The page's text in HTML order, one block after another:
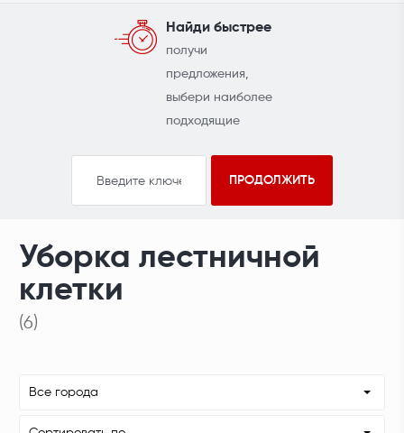
Найди быстрее
получи
предложения,
выбери наиболее
подходящие
Уборка лестничной
клетки
(6)
Все города